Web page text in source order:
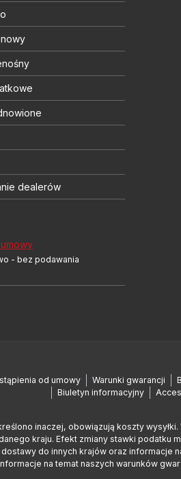
dealerów
- bez podawania
od umowy Warunki gwarancji
Biuletyn informacyjny
inaczej, obowiązują koszty
kraju. Efekt zmiany stawki podatku
do innych krajów oraz informacje
na temat naszych warunków